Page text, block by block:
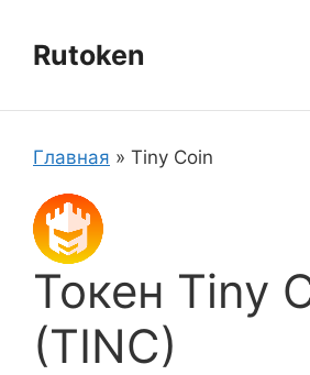
содержимому
Rutoken
Главная » Tiny Coin
Токен Tiny
(TINC)